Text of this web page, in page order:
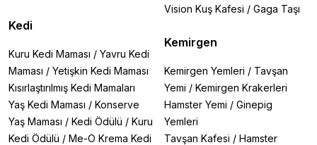
Kedi
Kuru Kedi Maması / Yavru Kedi
Maması / Yetişkin Kedi Maması
Kısırlaştırılmış Kedi Mamaları
Yaş Kedi Maması / Konserve
Yaş Maması / Kedi Ödülü / Kuru
Kedi Ödülü / Me-O Krema Kedi
Vision Kuş Kafesi / Gaga Taşı
Kemirgen
Kemirgen Yemleri / Tavşan
Yemi / Kemirgen Krakerleri
Hamster Yemi / Ginepig
Yemleri
Tavşan Kafesi / Hamster